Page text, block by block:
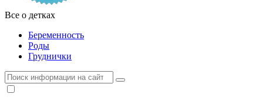
Все о детках
Беременность
Роды
Груднички